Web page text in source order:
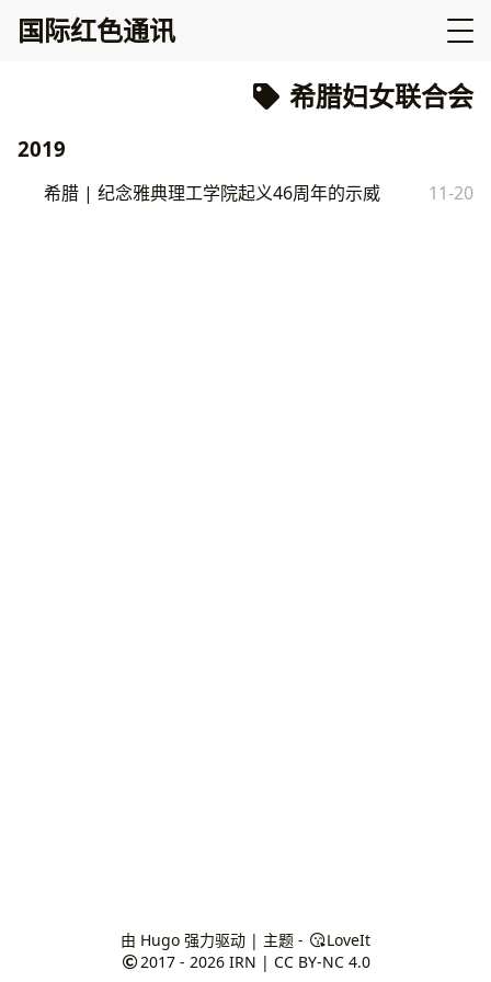
国际红色通讯
希腊妇女联合会
2019
希腊 | 纪念雅典理工学院起义46周年的示威 11-20
由 Hugo强力驱动 | 主题 -
LoveIt
2017 - 2026 IRN | CC BY-NC 4.0